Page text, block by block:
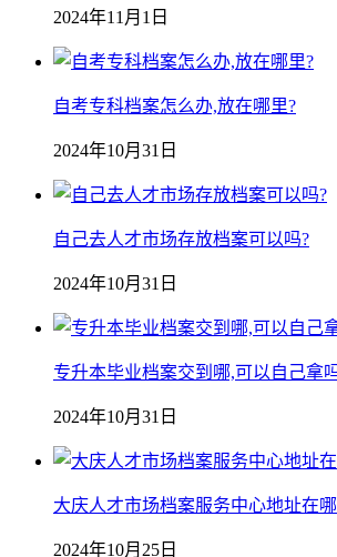
2024年11月1日
自考专科档案怎么办,放在哪里?
2024年10月31日
自己去人才市场存放档案可以吗?
2024年10月31日
专升本毕业档案交到哪,可以自己拿
2024年10月31日
大庆人才市场档案服务中心地址在
2024年10月25日